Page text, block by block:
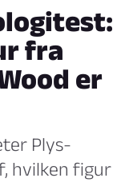
fra
er
Plys-
hvilken figur